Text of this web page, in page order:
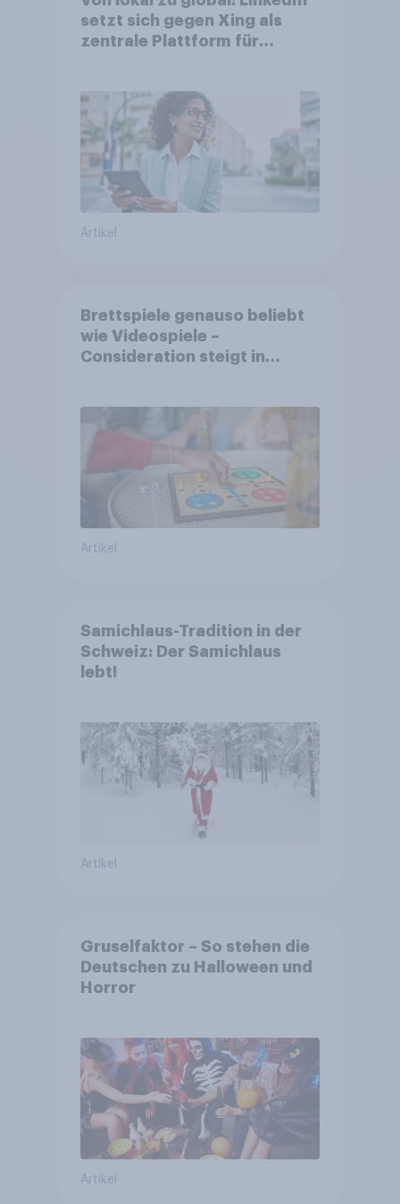
setzt sich gegen Xing als
zentrale Plattform für
Artikel
Brettspiele genauso beliebt
wie Videospiele –
Consideration steigt in
Artikel
Samichlaus-Tradition in der
Schweiz: Der Samichlaus
lebt!
Artikel
Gruselfaktor – So stehen die
Deutschen zu Halloween und
Horror
Artikel